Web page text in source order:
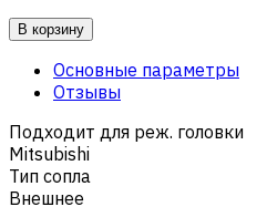
В корзину
Основные параметры
Отзывы
Подходит для реж. головки
Mitsubishi
Тип сопла
Внешнее